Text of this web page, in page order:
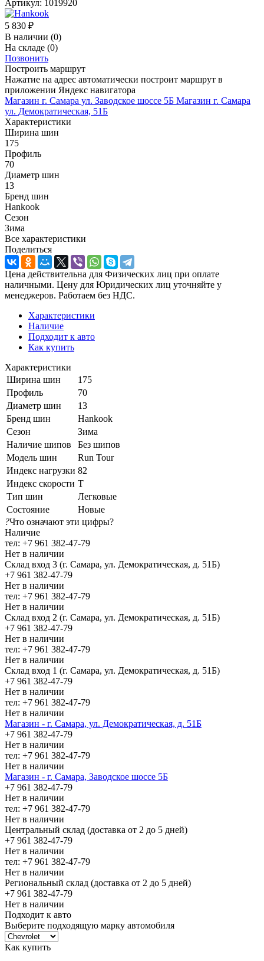
Артикул: 1019920
5 830 ₽
В наличии (0)
На складе (0)
Позвонить
Построить маршрут
Нажатие на адрес автоматически построит маршрут в
приложении Яндекс навигатора
Магазин г. Самара ул. Заводское шоссе 5Б Магазин г. Самара
ул. Демократическая, 51Б
Характеристики
Ширина шин
175
Профиль
70
Диаметр шин
13
Бренд шин
Hankook
Сезон
Зима
Все характеристики
Поделиться
Цена действительна для Физических лиц при оплате
наличными. Цену для Юридических лиц уточняйте у
менеджеров. Работаем без НДС.
Характеристики
Наличие
Подходит к авто
Как купить
Характеристики
Ширина шин
175
Профиль
70
Диаметр шин
13
Бренд шин
Hankook
Сезон
Зима
Наличие шипов
Без шипов
Модель шин
Run Tour
Индекс нагрузки 82
Индекс скорости T
Тип шин
Легковые
Состояние
Новые
?Что означают эти цифры?
Наличие
тел: +7 961 382-47-79
Нет в наличии
Склад вход 3 (г. Самара, ул. Демократическая, д. 51Б)
+7 961 382-47-79
Нет в наличии
тел: +7 961 382-47-79
Нет в наличии
Склад вход 2 (г. Самара, ул. Демократическая, д. 51Б)
+7 961 382-47-79
Нет в наличии
тел: +7 961 382-47-79
Нет в наличии
Склад вход 1 (г. Самара, ул. Демократическая, д. 51Б)
+7 961 382-47-79
Нет в наличии
тел: +7 961 382-47-79
Нет в наличии
Магазин - г. Самара, ул. Демократическая, д. 51Б
+7 961 382-47-79
Нет в наличии
тел: +7 961 382-47-79
Нет в наличии
Магазин - г. Самара, Заводское шоссе 5Б
+7 961 382-47-79
Нет в наличии
тел: +7 961 382-47-79
Нет в наличии
Центральный склад (доставка от 2 до 5 дней)
+7 961 382-47-79
Нет в наличии
тел: +7 961 382-47-79
Нет в наличии
Региональный склад (доставка от 2 до 5 дней)
+7 961 382-47-79
Нет в наличии
Подходит к авто
Выберите подходящую марку автомобиля
Как купить